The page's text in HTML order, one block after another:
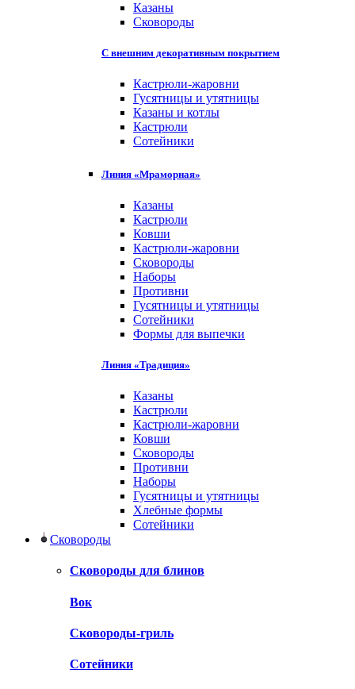
Казаны
Сковороды
С внешним декоративным покрытием
Кастрюли-жаровни
Гусятницы и утятницы
Казаны и котлы
Кастрюли
Сотейники
Линия «Мраморная»
Казаны
Кастрюли
Ковши
Кастрюли-жаровни
Сковороды
Наборы
Противни
Гусятницы и утятницы
Сотейники
Формы для выпечки
Линия «Традиция»
Казаны
Кастрюли
Кастрюли-жаровни
Ковши
Сковороды
Противни
Наборы
Гусятницы и утятницы
Хлебные формы
Сотейники
Сковороды
Сковороды для блинов
Вок
Сковороды-гриль
Сотейники